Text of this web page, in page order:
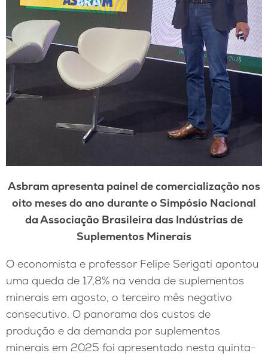
Asbram apresenta painel de comercialização nos
oito meses do ano durante o Simpósio Nacional
da Associação Brasileira das Indústrias de
Suplementos Minerais
O economista e professor Felipe Serigati apontou
uma queda de 17,8% na venda de suplementos
minerais em agosto, o terceiro mês negativo
consecutivo. O panorama dos custos de
produção e da demanda por suplementos
minerais em 2025 foi apresentado nesta quinta-